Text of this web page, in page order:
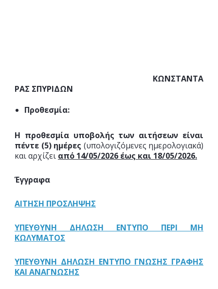
ΚΩΝΣΤΑΝΤΑ
ΡΑΣ ΣΠΥΡΙΔΩΝ
Προθεσμία:
Η προθεσμία υποβολής των αιτήσεων είναι
πέντε (5) ημέρες (υπολογιζόμενες ημερολογιακά)
και αρχίζει από 14/05/2026 έως και 18/05/2026.
Έγγραφα
ΑΙΤΗΣΗ ΠΡΟΣΛΗΨΗΣ
ΥΠΕΥΘΥΝΗ ΔΗΛΩΣΗ ΕΝΤΥΠΟ ΠΕΡΙ ΜΗ
ΚΩΛΥΜΑΤΟΣ
ΥΠΕΥΘΥΝΗ ΔΗΛΩΣΗ ΕΝΤΥΠΟ ΓΝΩΣΗΣ ΓΡΑΦΗΣ
ΚΑΙ ΑΝΑΓΝΩΣΗΣ